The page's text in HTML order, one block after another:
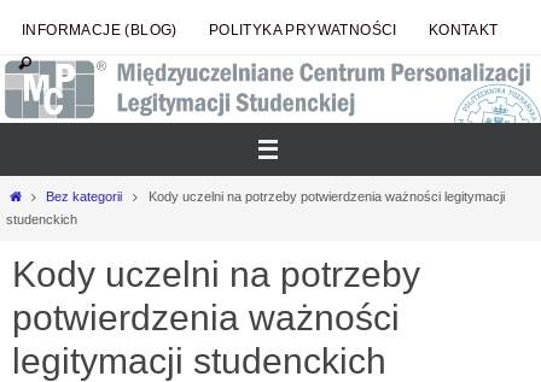
treści
INFORMACJE (BLOG) POLITYKA PRYWATNOŚCI KONTAKT
Strona
główna
Bez kategorii
Kody uczelni na potrzeby potwierdzenia ważności legitymacji
studenckich
Kody uczelni na potrzeby
potwierdzenia ważności
legitymacji studenckich